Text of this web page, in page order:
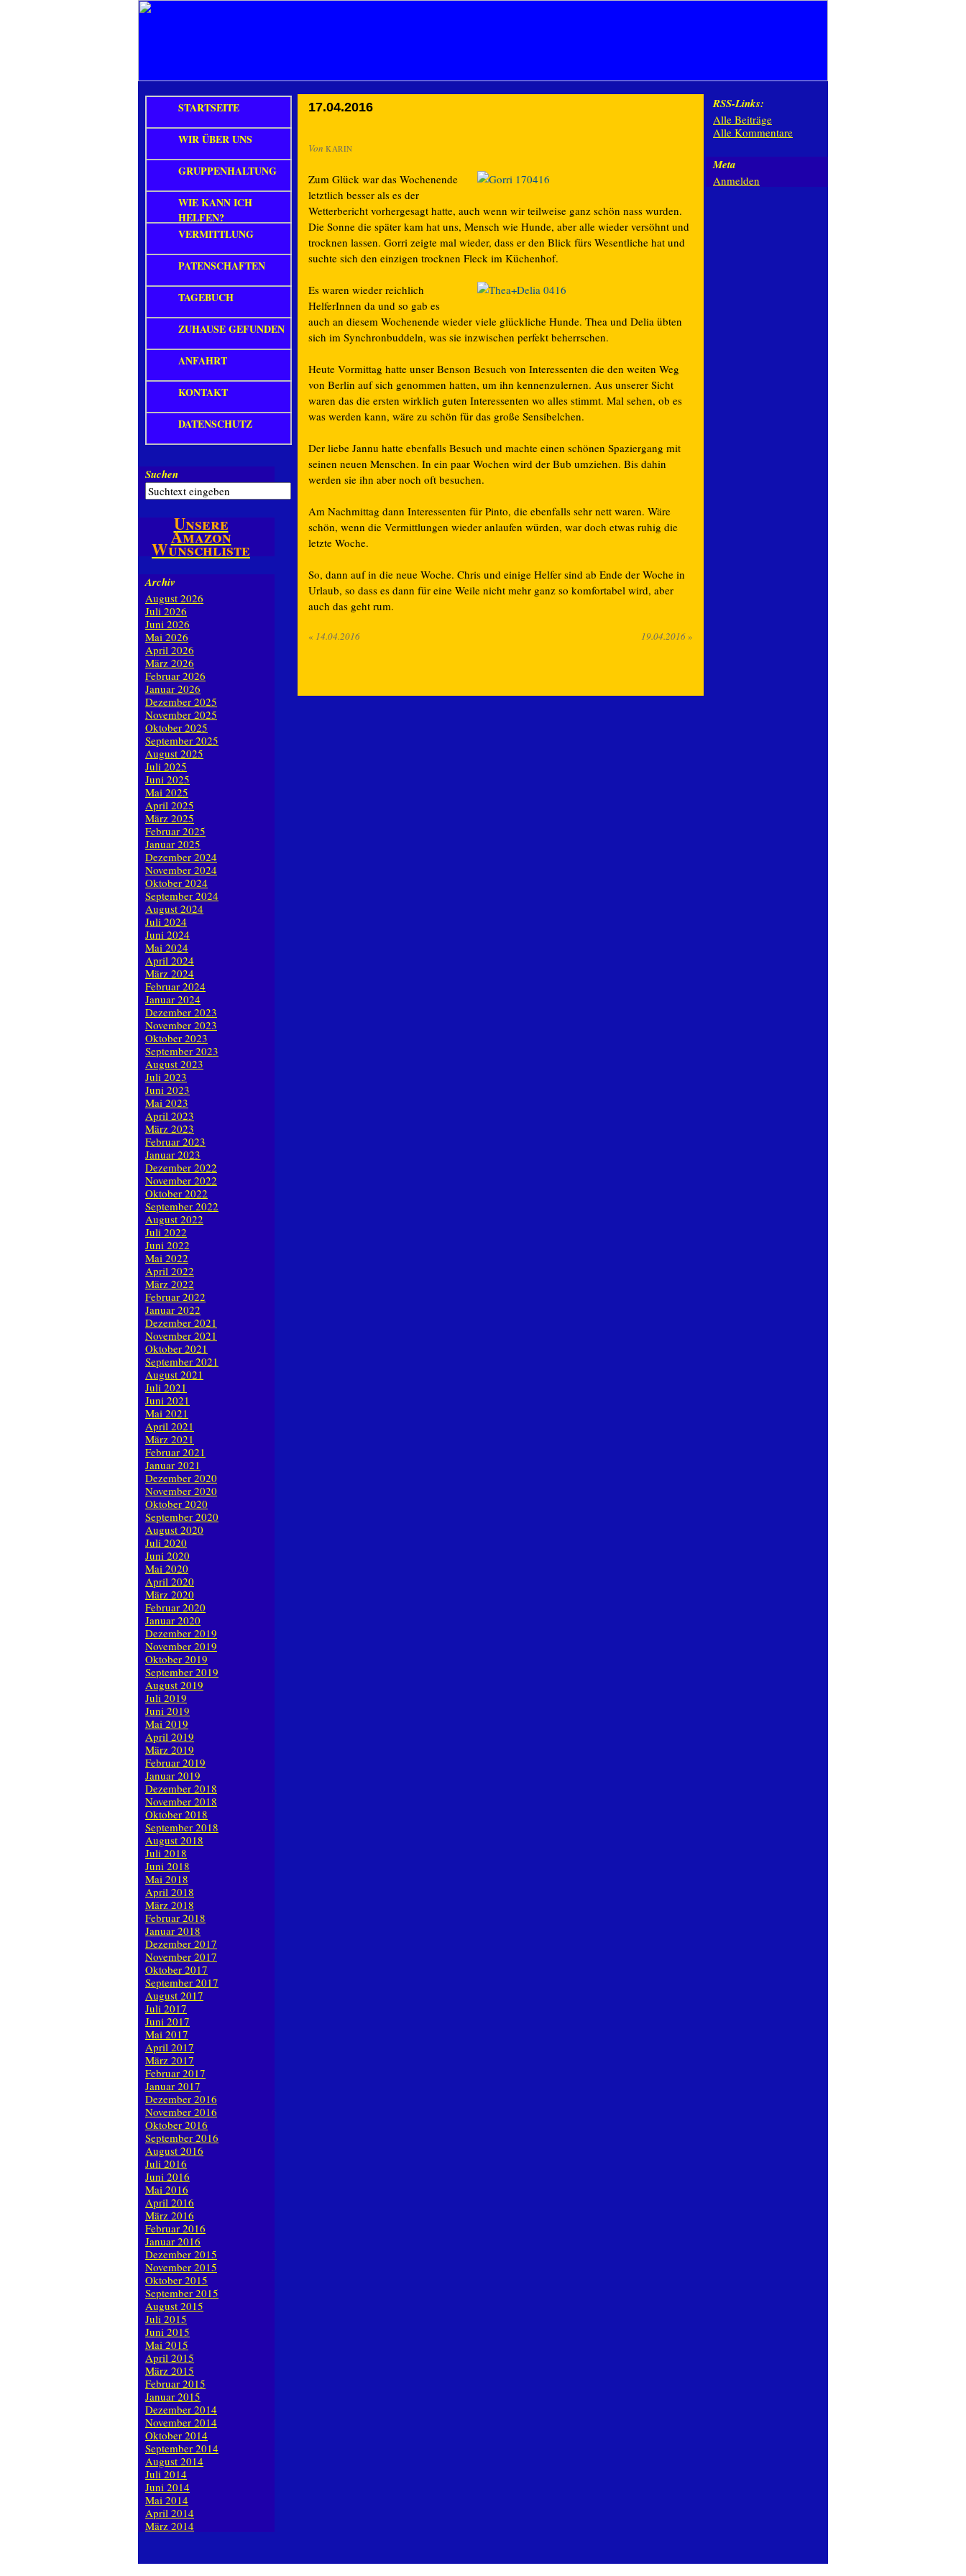
17.04.2016
Von KARIN
Zum Glück war das Wochenende
letztlich besser als es der
Wetterbericht vorhergesagt hatte, auch wenn wir teilweise ganz schön nass wurden.
Die Sonne die später kam hat uns, Mensch wie Hunde, aber alle wieder versöhnt und
trocknen lassen. Gorri zeigte mal wieder, dass er den Blick fürs Wesentliche hat und
suchte sich den einzigen trocknen Fleck im Küchenhof.
Es waren wieder reichlich
HelferInnen da und so gab es
auch an diesem Wochenende wieder viele glückliche Hunde. Thea und Delia übten
sich im Synchronbuddeln, was sie inzwischen perfekt beherrschen.
Heute Vormittag hatte unser Benson Besuch von Interessenten die den weiten Weg
von Berlin auf sich genommen hatten, um ihn kennenzulernen. Aus unserer Sicht
waren das die ersten wirklich guten Interessenten wo alles stimmt. Mal sehen, ob es
was werden kann, wäre zu schön für das große Sensibelchen.
Der liebe Jannu hatte ebenfalls Besuch und machte einen schönen Spaziergang mit
seinen neuen Menschen. In ein paar Wochen wird der Bub umziehen. Bis dahin
werden sie ihn aber noch oft besuchen.
Am Nachmittag dann Interessenten für Pinto, die ebenfalls sehr nett waren. Wäre
schön, wenn die Vermittlungen wieder anlaufen würden, war doch etwas ruhig die
letzte Woche.
So, dann auf in die neue Woche. Chris und einige Helfer sind ab Ende der Woche in
Urlaub, so dass es dann für eine Weile nicht mehr ganz so komfortabel wird, aber
auch das geht rum.
« 14.04.2016 19.04.2016»
STARTSEITE
WIR ÜBER UNS
GRUPPENHALTUNG
WIE KANN ICH
HELFEN?
VERMITTLUNG
PATENSCHAFTEN
TAGEBUCH
ZUHAUSE GEFUNDEN
ANFAHRT
KONTAKT
DATENSCHUTZ
Suchen
Unsere
Amazon
Wunschliste
Archiv
August 2026
Juli 2026
Juni 2026
Mai 2026
April 2026
März 2026
Februar 2026
Januar 2026
Dezember 2025
November 2025
Oktober 2025
September 2025
August 2025
Juli 2025
Juni 2025
Mai 2025
April 2025
März 2025
Februar 2025
Januar 2025
Dezember 2024
November 2024
Oktober 2024
September 2024
August 2024
Juli 2024
Juni 2024
Mai 2024
April 2024
März 2024
Februar 2024
Januar 2024
Dezember 2023
November 2023
Oktober 2023
September 2023
August 2023
Juli 2023
Juni 2023
Mai 2023
April 2023
März 2023
Februar 2023
Januar 2023
Dezember 2022
November 2022
Oktober 2022
September 2022
August 2022
Juli 2022
Juni 2022
Mai 2022
April 2022
März 2022
Februar 2022
Januar 2022
Dezember 2021
November 2021
Oktober 2021
September 2021
August 2021
Juli 2021
Juni 2021
Mai 2021
April 2021
März 2021
Februar 2021
Januar 2021
Dezember 2020
November 2020
Oktober 2020
September 2020
August 2020
Juli 2020
Juni 2020
Mai 2020
April 2020
März 2020
Februar 2020
Januar 2020
Dezember 2019
November 2019
Oktober 2019
September 2019
August 2019
Juli 2019
Juni 2019
Mai 2019
April 2019
März 2019
Februar 2019
Januar 2019
Dezember 2018
November 2018
Oktober 2018
September 2018
August 2018
Juli 2018
Juni 2018
Mai 2018
April 2018
März 2018
Februar 2018
Januar 2018
Dezember 2017
November 2017
Oktober 2017
September 2017
August 2017
Juli 2017
Juni 2017
Mai 2017
April 2017
März 2017
Februar 2017
Januar 2017
Dezember 2016
November 2016
Oktober 2016
September 2016
August 2016
Juli 2016
Juni 2016
Mai 2016
April 2016
März 2016
Februar 2016
Januar 2016
Dezember 2015
November 2015
Oktober 2015
September 2015
August 2015
Juli 2015
Juni 2015
Mai 2015
April 2015
März 2015
Februar 2015
Januar 2015
Dezember 2014
November 2014
Oktober 2014
September 2014
August 2014
Juli 2014
Juni 2014
Mai 2014
April 2014
März 2014
RSS-Links:
Alle Beiträge
Alle Kommentare
Meta
Anmelden